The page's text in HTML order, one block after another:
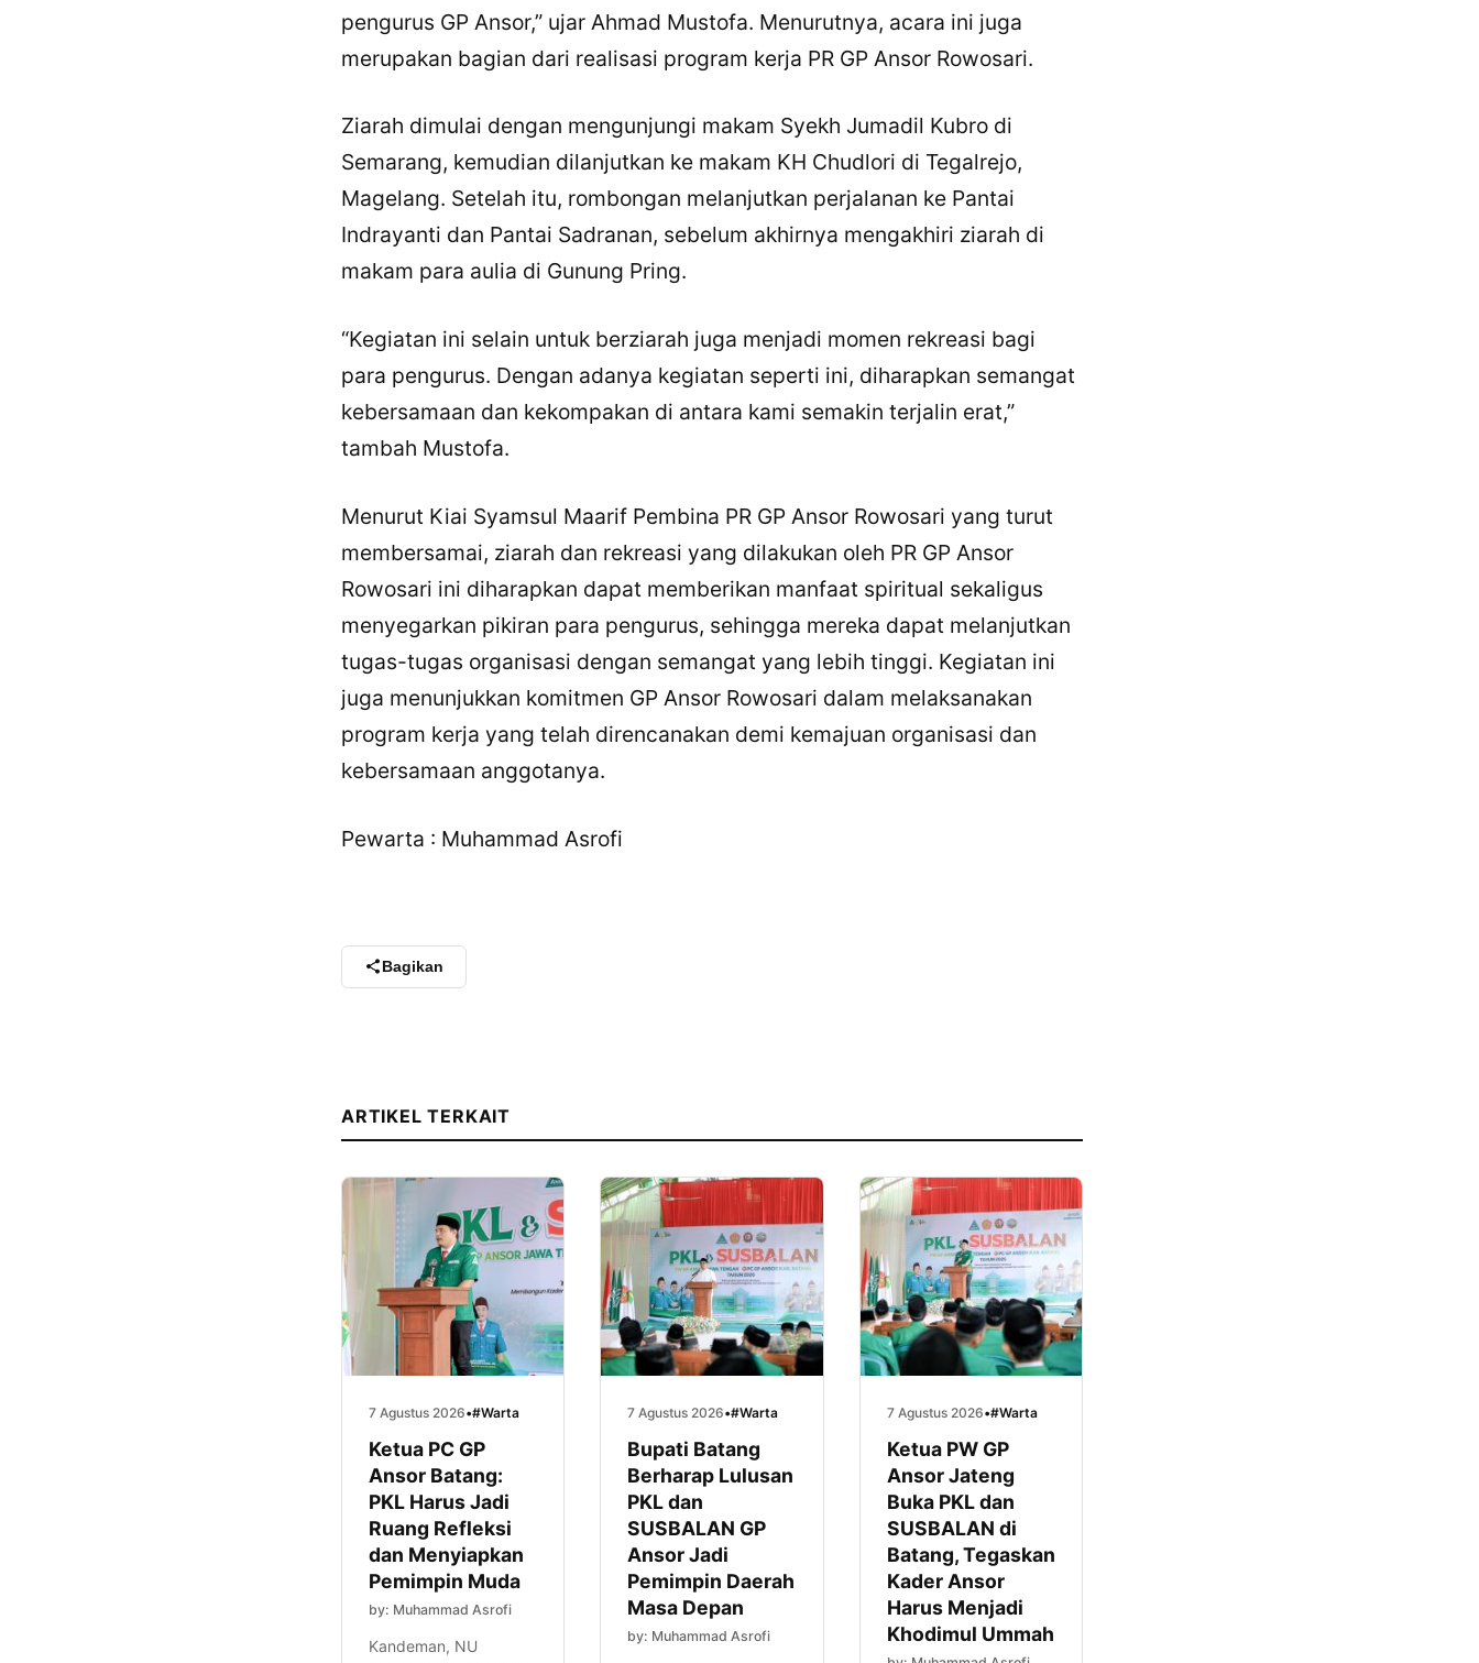
pengurus GP Ansor,” ujar Ahmad Mustofa. Menurutnya, acara ini juga
merupakan bagian dari realisasi program kerja PR GP Ansor Rowosari.
Ziarah dimulai dengan mengunjungi makam Syekh Jumadil Kubro di
Semarang, kemudian dilanjutkan ke makam KH Chudlori di Tegalrejo,
Magelang. Setelah itu, rombongan melanjutkan perjalanan ke Pantai
Indrayanti dan Pantai Sadranan, sebelum akhirnya mengakhiri ziarah di
makam para aulia di Gunung Pring.
“Kegiatan ini selain untuk berziarah juga menjadi momen rekreasi bagi
para pengurus. Dengan adanya kegiatan seperti ini, diharapkan semangat
kebersamaan dan kekompakan di antara kami semakin terjalin erat,”
tambah Mustofa.
Menurut Kiai Syamsul Maarif Pembina PR GP Ansor Rowosari yang turut
membersamai, ziarah dan rekreasi yang dilakukan oleh PR GP Ansor
Rowosari ini diharapkan dapat memberikan manfaat spiritual sekaligus
menyegarkan pikiran para pengurus, sehingga mereka dapat melanjutkan
tugas-tugas organisasi dengan semangat yang lebih tinggi. Kegiatan ini
juga menunjukkan komitmen GP Ansor Rowosari dalam melaksanakan
program kerja yang telah direncanakan demi kemajuan organisasi dan
kebersamaan anggotanya.
Pewarta : Muhammad Asrofi
Bagikan
ARTIKEL TERKAIT
7 Agustus 2026•#Warta
Ketua PC GP
Ansor Batang:
PKL Harus Jadi
Ruang Refleksi
dan Menyiapkan
Pemimpin Muda
by: Muhammad Asrofi
Kandeman, NU
7 Agustus 2026•#Warta
Bupati Batang
Berharap Lulusan
PKL dan
SUSBALAN GP
Ansor Jadi
Pemimpin Daerah
Masa Depan
by: Muhammad Asrofi
7 Agustus 2026•#Warta
Ketua PW GP
Ansor Jateng
Buka PKL dan
SUSBALAN di
Batang, Tegaskan
Kader Ansor
Harus Menjadi
Khodimul Ummah
Bagikan Tulisan Ini ×
X / Twitter
LinkedIn
Salin Tautan Artikel